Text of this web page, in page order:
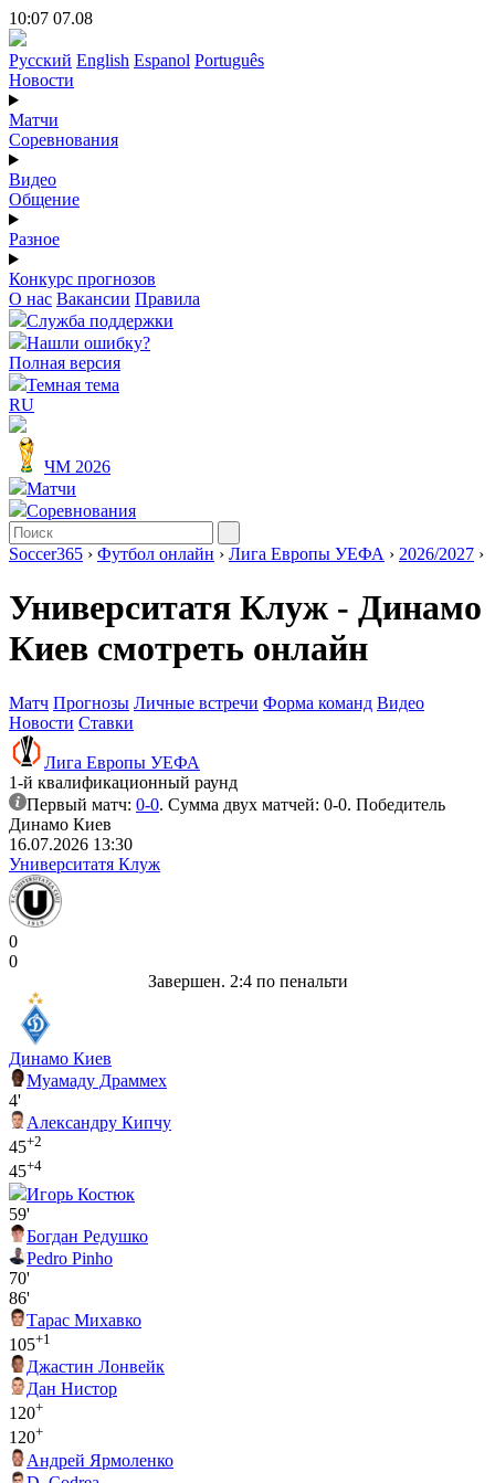
10:07 07.08
Русский English Espanol Português
Новости
Матчи
Соревнования
Видео
Общение
Разное
Конкурс прогнозов
О нас Вакансии Правила
Служба поддержки
Нашли ошибку?
Полная версия
Темная тема
RU
ЧМ 2026
Матчи
Соревнования
Soccer365 › Футбол онлайн › Лига Европы УЕФА › 2026/2027 ›
Университатя Клуж - Динамо
Киев смотреть онлайн
Матч Прогнозы Личные встречи Форма команд Видео
Новости Ставки
Лига Европы УЕФА
1-й квалификационный раунд
Первый матч: 0-0. Сумма двух матчей: 0-0. Победитель
Динамо Киев
16.07.2026 13:30
Университатя Клуж
0
0
Завершен. 2:4 по пенальти
Динамо Киев
Муамаду Драммех
4'
Александру Кипчу
45+2
45+4
Игорь Костюк
59'
Богдан Редушко
Pedro Pinho
70'
86'
Тарас Михавко
105+1
Джастин Лонвейк
Дан Нистор
120+
120+
Андрей Ярмоленко